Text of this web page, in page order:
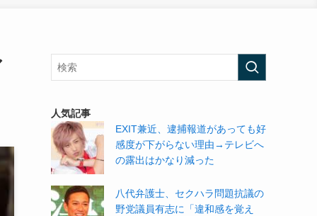
人気記事
EXIT兼近、逮捕報道があっても好
感度が下がらない理由→テレビへ
の露出はかなり減った
八代弁護士、セクハラ問題抗議の
野党議員有志に「違和感を覚え